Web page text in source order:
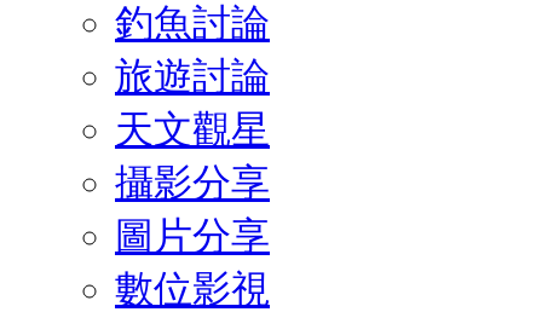
釣魚討論
旅遊討論
天文觀星
攝影分享
圖片分享
數位影視